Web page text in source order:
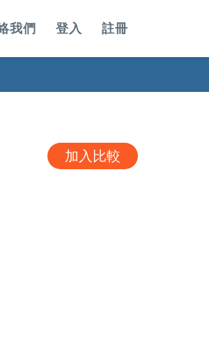
我們 登入 註冊
加入比較